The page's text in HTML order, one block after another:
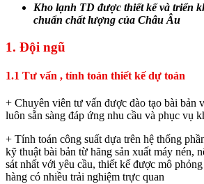
Kho lạnh TD được thiết kế và triển
chuẩn chất lượng của Châu Âu
1. Đội ngũ
1.1 Tư vấn , tính toán thiết kế dự toán
+ Chuyên viên tư vấn được đào tạo bài bản
luôn sẵn sàng đáp ứng nhu cầu và phục vụ
+ Tính toán công suất dựa trên hệ thống
kỹ thuật bài bản từ hãng sản xuất máy nén,
sát nhất với yêu cầu, thiết kế được mô
hàng có nhiều trải nghiệm trực quan